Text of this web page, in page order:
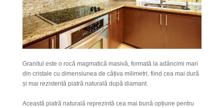
Granitul este o rocă magmatică masivă, formată la adâncimi mari
din cristale cu dimensiunea de câțiva milimetri, fiind cea mai dură
și mai rezistentă piatră naturală după diamant.
Această piatră naturală reprezintă cea mai bună opțiune pentru